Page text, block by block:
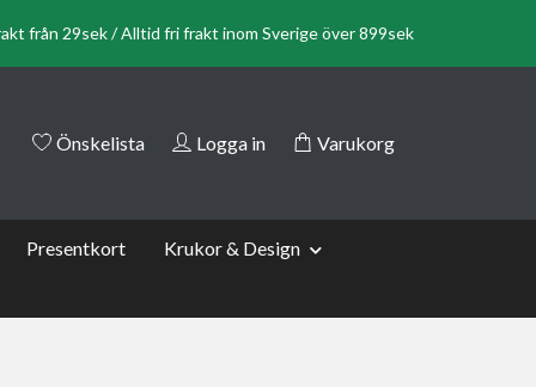
från 29sek / Alltid fri frakt inom Sverige över 899sek
Önskelista Logga in Varukorg
Presentkort
Krukor & Design